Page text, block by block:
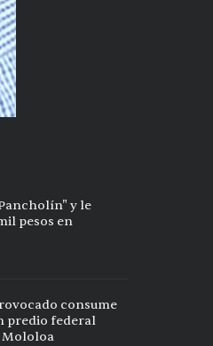
y le
pesos en
consume
predio federal